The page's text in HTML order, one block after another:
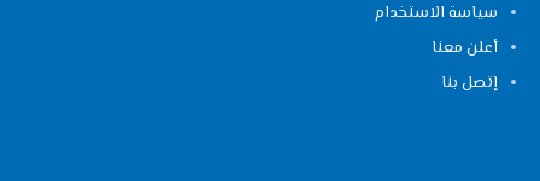
سياسة الاستخدام
أعلن معنا
إتصل بنا